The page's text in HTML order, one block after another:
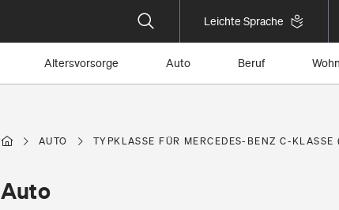
Leichte Sprache
Altersvorsorge Auto Beruf
AUTO TYPKLASSE FÜR MERCEDES-BENZ C-
Auto